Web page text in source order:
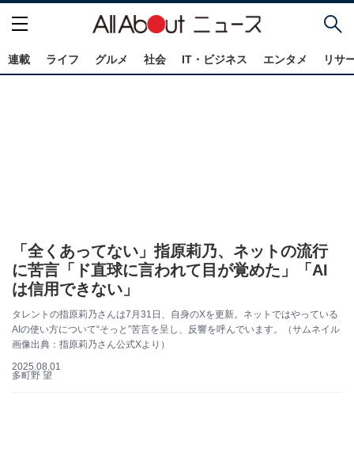
連載 ライフ グルメ 社会 IT・ビジネス エンタメ リサ
「全くあってない」指原莉乃、ネットの流行
に苦言「ド直球に言われて目が覚めた」「AI
は信用できない」
タレントの指原莉乃さんは7月31日、自身のXを更新。ネットではやっている
AIの使い方について“そっと”苦言を呈し、反響を呼んでいます。（サムネイル
画像出典：指原莉乃さん公式Xより）
2025.08.01
多町野 望